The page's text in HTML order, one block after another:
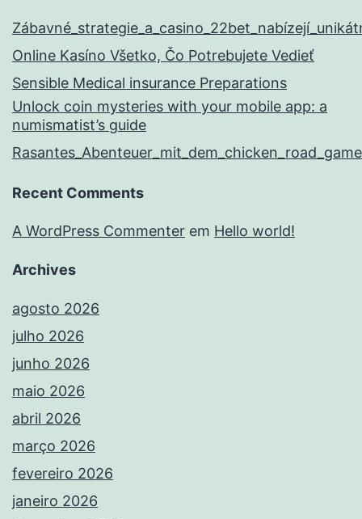
Online Kasíno Všetko, Čo Potrebujete Vedieť
Sensible Medical insurance Preparations
Unlock coin mysteries with your mobile app: a
numismatist’s guide
Recent Comments
A WordPress Commenter em Hello world!
Archives
agosto 2026
julho 2026
junho 2026
maio 2026
abril 2026
março 2026
fevereiro 2026
janeiro 2026